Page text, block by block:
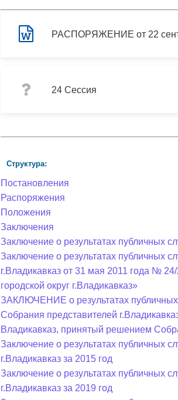
ОРВ и экспертиза НПА
местного самоуправления
Открытые данные
Информация о результатах
проверок
Муниципальный контроль
24 Сессия
Структура:
Постановления
Распоряжения
Положения
Заключения
Заключение о результатах публичных
Заключение о результатах публичных
г.Владикавказ от 31 мая 2011 года №
городской округ г.Владикавказ»
ЗАКЛЮЧЕНИЕ о результатах
Собрания представителей
Владикавказ, принятый решением
Заключение о результатах публичных
г.Владикавказ за 2015 год
Заключение о результатах публичных
г.Владикавказ за 2019 год